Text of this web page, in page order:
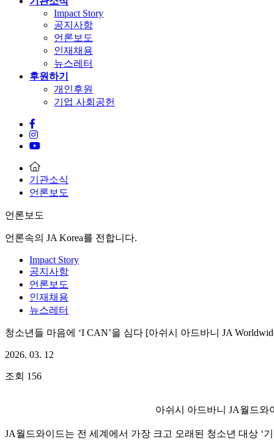
Impact Story
공지사항
언론보도
인재채용
뉴스레터
후원하기
개인후원
기업 사회공헌
기관소식
언론보도
언론보도
언론속의 JA Korea를 전합니다.
Impact Story
공지사항
언론보도
인재채용
뉴스레터
청소년들 마음에 ‘I CAN’을 심다 [아쉬시 아드바니 JA
2026. 03. 12
조회 156
아쉬시 아드바니 JA월드와
JA월드와이드는 전 세계에서 가장 크고 오래된 청소년 대상 ‘